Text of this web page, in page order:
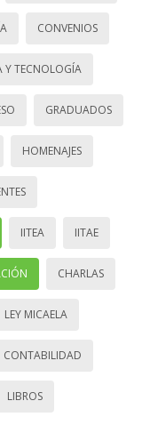
CONVENIOS
Y TECNOLOGÍA
GRADUADOS
HOMENAJES
IITEA IITAE
CHARLAS
LEY MICAELA
CONTABILIDAD
LIBROS